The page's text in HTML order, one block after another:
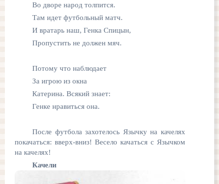
Во дворе народ толпится.
Там идет футбольный матч.
И вратарь наш, Генка Спицын,
Пропустить не должен мяч.
Потому что наблюдает
За игрою из окна
Катерина. Всякий знает:
Генке нравиться она.
После футбола захотелось Язычку на качелях
покачаться: вверх-вниз! Весело качаться с Язычком
на качелях!
Качели